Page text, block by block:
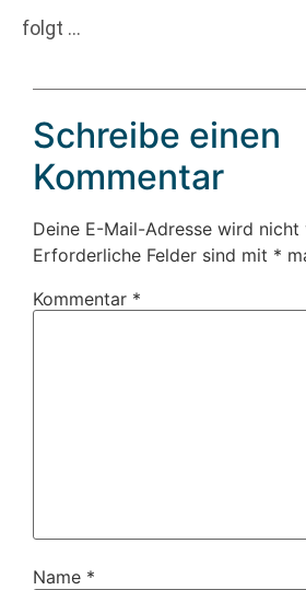
folgt …
Schreibe einen
Kommentar
Deine E-Mail-Adresse wird
Erforderliche Felder sind mit *
Kommentar *
Name *